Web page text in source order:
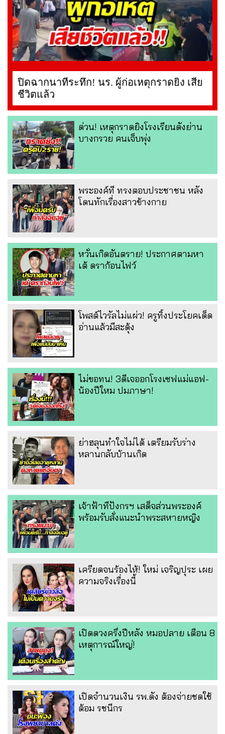
ปิดฉากนาทีระทึก! นร. ผู้ก่อเหตุกราดยิง เสีย
ชีวิตแล้ว
ด่วน! เหตุกราดยิงโรงเรียนดังย่าน
บางกรวย คนเจ็บพุ่ง
พระองค์ที ทรงตอบประชาชน หลัง
โดนทักเรื่องสาวข้างกาย
หวั่นเกิดอันตราย! ประกาศตามหา
เต้ ดราก้อนไฟว์
โพสต์ไวรัลไม่แผ่ว! ครูทิ้งประโยคเด็ด
อ่านแล้วมีสะดุ้ง
ไม่ขอทน! 3ดีเจออกโรงเซฟแม่แอฟ-
น้องปีใหม ปมภาษา!
ย่าฮลุนทำใจไม่ได้ เตรียมรับร่าง
หลานกลับบ้านเกิด
เจ้าฟ้าทีปังกรฯ เสด็จส่วนพระองค์
พร้อมรับสั่งแนะนำพระสหายหญิง
เครียดจนร้องไห้! ใหม่ เจริญปุระ เผย
ความจริงเรื่องนี้
เปิดดวงครึ่งปีหลัง หมอปลาย เตือน 8
เหตุการณ์ใหญ่!
เปิดจำนวนเงิน รพ.ดัง ต้องจ่ายชดใช้
ต้อม รชนีกร